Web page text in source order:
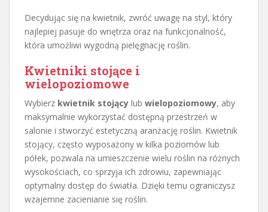
Decydując się na kwietnik, zwróć uwagę na styl, który
najlepiej pasuje do wnętrza oraz na funkcjonalność,
która umożliwi wygodną pielęgnację roślin.
Kwietniki stojące i
wielopoziomowe
Wybierz kwietnik stojący lub wielopoziomowy, aby
maksymalnie wykorzystać dostępną przestrzeń w
salonie i stworzyć estetyczną aranżację roślin. Kwietnik
stojący, często wyposażony w kilka poziomów lub
półek, pozwala na umieszczenie wielu roślin na różnych
wysokościach, co sprzyja ich zdrowiu, zapewniając
optymalny dostęp do światła. Dzięki temu ograniczysz
wzajemne zacienianie się roślin.